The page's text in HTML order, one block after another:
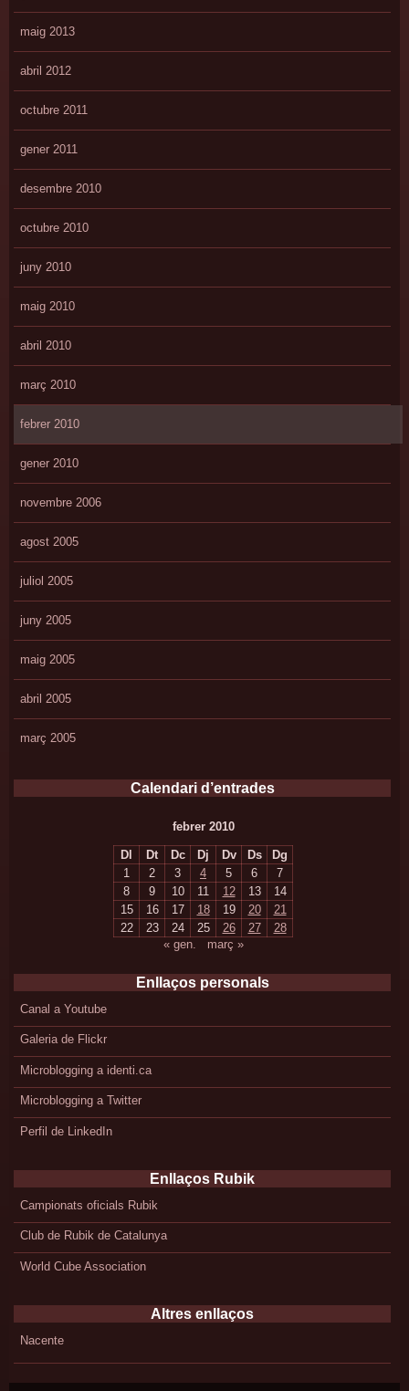
maig 2013
abril 2012
octubre 2011
gener 2011
desembre 2010
octubre 2010
juny 2010
maig 2010
abril 2010
març 2010
febrer 2010
gener 2010
novembre 2006
agost 2005
juliol 2005
juny 2005
maig 2005
abril 2005
març 2005
Calendari d’entrades
febrer 2010
Dl Dt Dc Dj Dv Ds
Dg
1
2 3 4 5 6
7
8
9 10 11 12 13
14
15
16 17 18 19 20
21
22
23 24 25 26 27
28
« gen.
març »
Enllaços personals
Canal a Youtube
Galeria de Flickr
Microblogging a identi.ca
Microblogging a Twitter
Perfil de LinkedIn
Enllaços Rubik
Campionats oficials Rubik
Club de Rubik de Catalunya
World Cube Association
Altres enllaços
Nacente